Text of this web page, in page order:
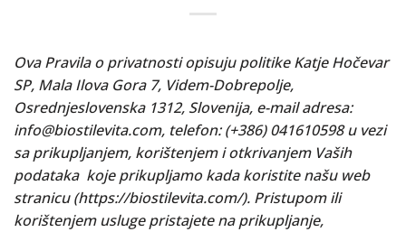
Ova Pravila o privatnosti opisuju politike Katje Hočevar
SP, Mala Ilova Gora 7, Videm-Dobrepolje,
Osrednjeslovenska 1312, Slovenija, e-mail adresa:
info@biostilevita.com, telefon: (+386) 041610598 u vezi
sa prikupljanjem, korištenjem i otkrivanjem Vaših
podataka koje prikupljamo kada koristite našu web
stranicu (https://biostilevita.com/). Pristupom ili
korištenjem usluge pristajete na prikupljanje,